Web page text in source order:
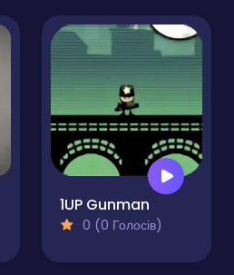
1UP Gunman
0 (0 Голосів)